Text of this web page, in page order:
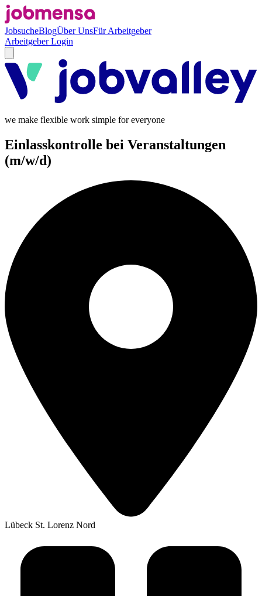
JobsucheBlogÜber UnsFür Arbeitgeber
Arbeitgeber Login
we make flexible work simple for everyone
Einlasskontrolle bei Veranstaltungen
(m/w/d)
Lübeck St. Lorenz Nord